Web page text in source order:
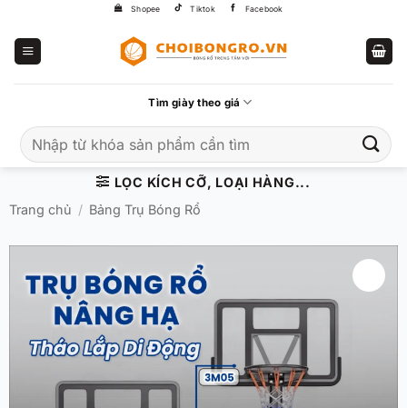
Shopee Tiktok Facebook
Tìm giày theo giá
kiếm:
LỌC KÍCH CỠ, LOẠI HÀNG...
Trang chủ / Bảng Trụ Bóng Rổ